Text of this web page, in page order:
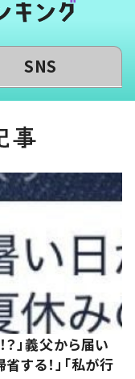
SNS
」義父から届い
する！」「私が行